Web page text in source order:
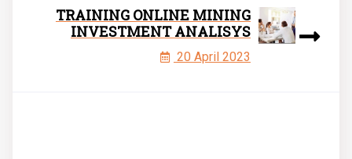
TRAINING ONLINE MINING
INVESTMENT ANALISYS
20 April 2023